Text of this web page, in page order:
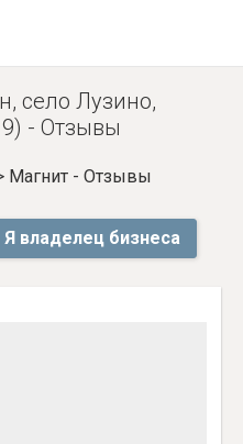
село Лузино,
- Отзывы
Магнит - Отзывы
Я владелец бизнеса